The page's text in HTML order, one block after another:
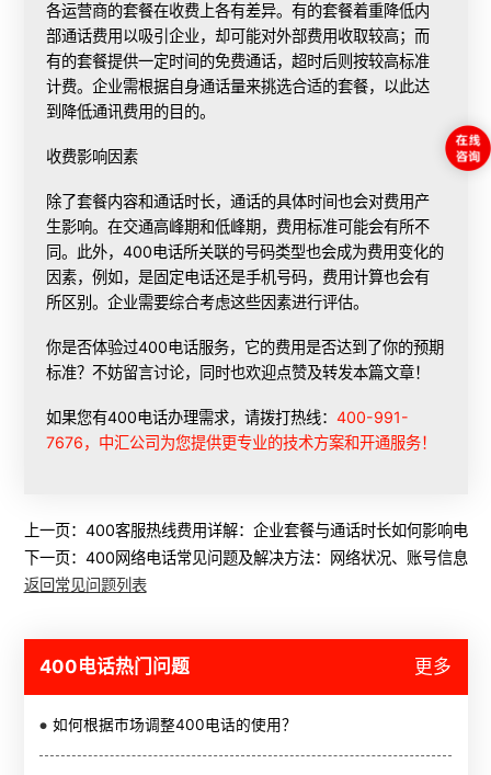
各运营商的套餐在收费上各有差异。有的套餐着重降低内
部通话费用以吸引企业，却可能对外部费用收取较高；而
有的套餐提供一定时间的免费通话，超时后则按较高标准
计费。企业需根据自身通话量来挑选合适的套餐，以此达
到降低通讯费用的目的。
收费影响因素
除了套餐内容和通话时长，通话的具体时间也会对费用产
生影响。在交通高峰期和低峰期，费用标准可能会有所不
同。此外，400电话所关联的号码类型也会成为费用变化的
因素，例如，是固定电话还是手机号码，费用计算也会有
所区别。企业需要综合考虑这些因素进行评估。
你是否体验过400电话服务，它的费用是否达到了你的预期
标准？不妨留言讨论，同时也欢迎点赞及转发本篇文章！
如果您有400电话办理需求，请拨打热线：400-991-
7676，中汇公司为您提供更专业的技术方案和开通服务！
上一页： 400客服热线费用详解：企业套餐与通话时长如何影响电话
下一页： 400网络电话常见问题及解决方法：网络状况、账号信息与
返回常见问题列表
400电话热门问题 更多
如何根据市场调整400电话的使用？